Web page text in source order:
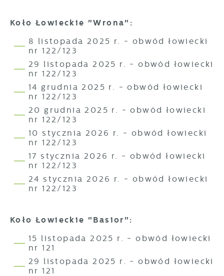
Koło Łowieckie "Wrona":
8 listopada 2025 r. - obwód łowiecki
nr 122/123
29 listopada 2025 r. - obwód łowiecki
nr 122/123
14 grudnia 2025 r. - obwód łowiecki
nr 122/123
20 grudnia 2025 r. - obwód łowiecki
nr 122/123
10 stycznia 2026 r. - obwód łowiecki
nr 122/123
17 stycznia 2026 r. - obwód łowiecki
nr 122/123
24 stycznia 2026 r. - obwód łowiecki
nr 122/123
Koło Łowieckie "Basior":
15 listopada 2025 r. - obwód łowiecki
nr 121
29 listopada 2025 r. - obwód łowiecki
nr 121
funkcjonalności.
podstawie analizy Twoich upodobań oraz
witryny internetowej. Treści promocyjne mogą
pojawić się na stronach podmiotów trzecich
lub firm będących naszymi partnerami oraz
innych dostawców usług. Firmy te działają w
treści w postaci wiadomości, ofert,
komunikatów mediów społecznościowych.